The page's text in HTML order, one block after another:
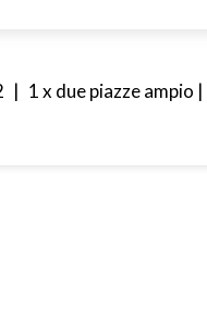
| 1 x due piazze ampio |